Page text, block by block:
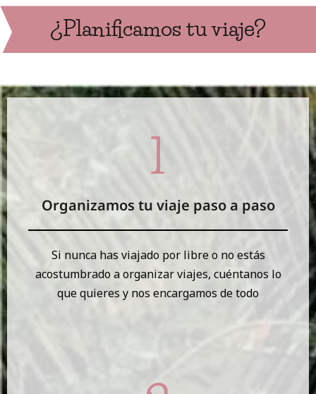
¿Planificamos tu viaje?
Organizamos tu viaje paso a paso
Si nunca has viajado por libre o no estás
acostumbrado a organizar viajes, cuéntanos lo
que quieres y nos encargamos de todo